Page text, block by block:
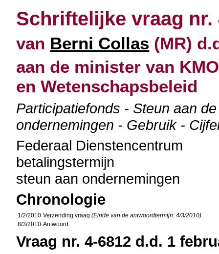
Schriftelijke vraag nr.
van Berni Collas (MR)
aan de minister van
en Wetenschapsbeleid
Participatiefonds - Steun aan
ondernemingen - Gebruik -
Federaal Dienstencentrum
betalingstermijn
steun aan ondernemingen
Chronologie
1/2/2010 Verzending vraag(Einde van de antwoordtermijn: 4/3/2010)
8/3/2010 Antwoord
Vraag nr. 4-6812 d.d. 1